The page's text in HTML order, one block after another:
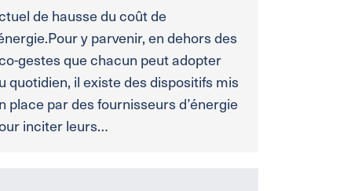
de hausse du coût de
y parvenir, en dehors des
gestes que chacun peut adopter
quotidien, il existe des dispositifs mis
place par des fournisseurs d’énergie
inciter leurs…